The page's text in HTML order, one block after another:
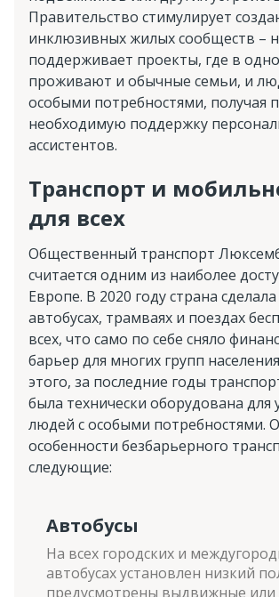
Правительство стимулирует
инклюзивных жилых сообществ –
поддерживает проекты, где в
проживают и обычные семьи, и
особыми потребностями, получая
необходимую поддержку
ассистентов.
Транспорт и
для всех
Общественный транспорт
считается одним из наиболее
Европе. В 2020 году страна
автобусах, трамваях и поездах
всех, что само по себе сняло
барьер для многих групп
этого, за последние годы
была технически оборудована для
людей с особыми потребностями.
особенности безбарьерного
следующие:
Автобусы
На всех городских и
автобусах установлен низкий
предусмотрены выдвижные или